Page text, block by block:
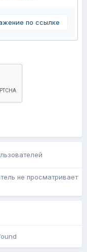
по ссылке
не просматривает